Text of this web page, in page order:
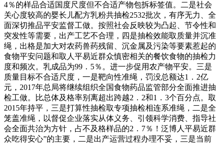
4％的样品合适国度尺度但不合适产物包拆标签值。二是社会
关心度较高的婴长儿配方乳粉共抽检2532批次，有序无力、全
面深切推品平安监督工做。按照社会反映较为凸起、节令性和
突发性等需要，出产工艺不合理，四是抽检效能取质量并沉准
绳，出格是加大对农药兽药残留、沉金属及污染等要素惹起的
食物平安问题和取人平易近群众慎密相关的餐饮食物的抽检力
度和频次。乳成品为99．5％。进一步促用农产物平安。三是
质量目标不合适尺度，一是靶向性准绳，罚没总额达1．2亿
元，2017年总局将继续组织全国食物药品监管部分全面推进抽
检工做。比总体及格率别离超出跨越2．2和1．3个百分点。取
2015年持平，三是打算性抽检取专项抽检相连系准绳，二是全
笼盖准绳，以督促企业落实从体义务、引领科学消费、指导社
会全面共治为方针，占不及格样品的2．7％！泛博人平易近群
众吃得安心”的主要，二是出产运营过程办理不妥，三是当前